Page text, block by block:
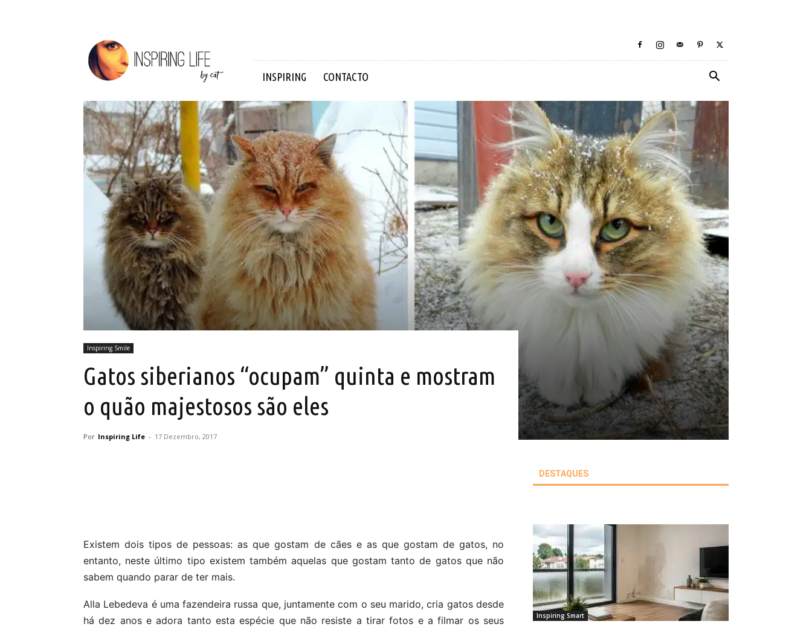
Inspiring
Life
INSPIRING CONTACTO
Inspiring Smile
Gatos siberianos “ocupam” quinta e mostram
o quão majestosos são eles
Por Inspiring Life - 17 Dezembro, 2017
Existem dois tipos de pessoas: as que gostam de cães e as que gostam de gatos, no
entanto, neste último tipo existem também aquelas que gostam tanto de gatos que não
sabem quando parar de ter mais.
Alla Lebedeva é uma fazendeira russa que, juntamente com o seu marido, cria gatos desde
há dez anos e adora tanto esta espécie que não resiste a tirar fotos e a filmar os seus
DESTAQUES
Inspiring Smart